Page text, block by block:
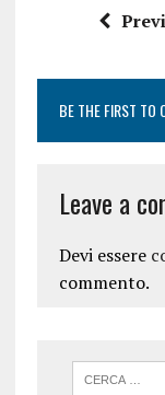
BE THE FIRST TO
Leave a
Devi essere
commento.